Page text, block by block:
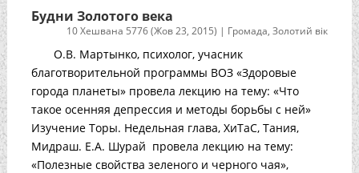
Будни Золотого века
10 Хешвана 5776 (Жов 23, 2015) | Громада,Золотий вік
О.В. Мартынко, психолог, учасник
благотворительной программы ВОЗ «Здоровые
города планеты» провела лекцию на тему: «Что
такое осенняя депрессия и методы борьбы с ней»
Изучение Торы. Недельная глава, ХиТаС, Тания,
Мидраш. Е.А. Шурай провела лекцию на тему:
«Полезные свойства зеленого и черного чая»,